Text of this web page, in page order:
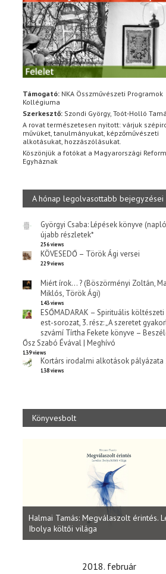
Támogató: NKA Összművészeti Programok
Kollégiuma
Szerkesztő: Szondi György, Toót-Holló
A rovat természetesen nyitott: várjuk
művüket, tanulmányukat, képzőművészeti
alkotásukat, hozzászólásukat.
Köszönjük a fotókat a Magyarországi
Egyháznak
A hónap legolvasottabb bejegyzései
Györgyi Csaba: Lépések könyve
újabb részletek*
256 views
KÖVESEDŐ – Török Ági versei
229 views
Miért írok… ? (Böszörményi Zoltán,
Miklós, Török Ági)
143 views
ESŐMADARAK – Spirituális költészeti
est-sorozat, 3. rész: „A szeretet
szvámí Tírtha Fekete könyve –
Ősz Szabó Évával | Meghívó
139 views
Kortárs irodalmi alkotások pályázata
138 views
Könyvesbolt
Halmai Tamás: Megválaszolt érintés.
Ibolya költői világa
2018. február